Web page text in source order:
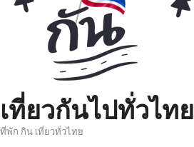
เที่ยวกันไปทั่วไทย
ที่พัก กิน เที่ยวทั่วไทย